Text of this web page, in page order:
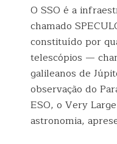
O SSO é a
chamado
constituído por
telescópios —
galileanos de
observação do
ESO, o Very
astronomia,